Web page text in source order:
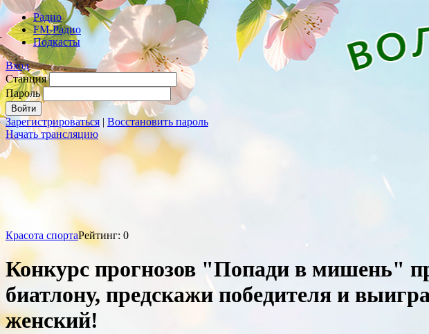
Радио
FM-Радио
Подкасты
Вход
Станция
Пароль
Зарегистрироваться | Восстановить пароль
Начать трансляцию
Красота спортаРейтинг: 0
Конкурс прогнозов "Попади в мишень"
биатлону, предскажи победителя и
женский!